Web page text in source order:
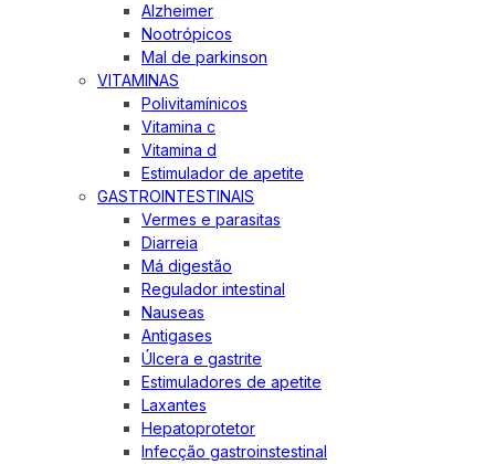
Alzheimer
Nootrópicos
Mal de parkinson
VITAMINAS
Polivitamínicos
Vitamina c
Vitamina d
Estimulador de apetite
GASTROINTESTINAIS
Vermes e parasitas
Diarreia
Má digestão
Regulador intestinal
Nauseas
Antigases
Úlcera e gastrite
Estimuladores de apetite
Laxantes
Hepatoprotetor
Infecção gastroinstestinal